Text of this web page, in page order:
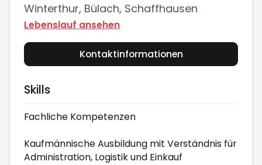
Winterthur, Bülach, Schaffhausen
Lebenslauf ansehen
Kontaktinformationen
Skills
Fachliche Kompetenzen
Kaufmännische Ausbildung mit Verständnis für
Administration, Logistik und Einkauf